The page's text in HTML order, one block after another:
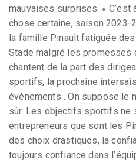
mauvaises surprises. « C’est
chose certaine, saison 2023-
la famille Pinault fatiguée
Stade malgré les promesses
chantent de la part des
sportifs, la prochaine
évènements . On suppose le
sûr. Les objectifs sportifs ne
entrepreneurs que sont les
des choix drastiques, la
toujours confiance dans